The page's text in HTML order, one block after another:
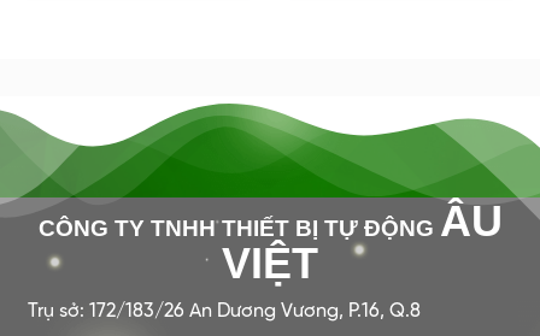
CÔNG TY TNHH THIẾT BỊ TỰ ĐỘNG ÂU
VIỆT
Trụ sở: 172/183/26 An Dương Vương, P.16, Q.8